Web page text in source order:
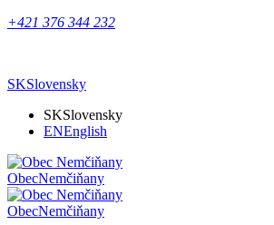
+421 376 344 232
SKSlovensky
SKSlovensky
ENEnglish
ObecNemčiňany
ObecNemčiňany